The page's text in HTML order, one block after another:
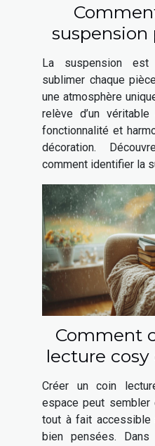
chaque
La suspension
sublimer chaque
une atmosphère
relève d’un
fonctionnalité et
décoration.
comment identifier la
Comment
lecture
Créer un coin
espace peut sembler
tout à fait accessible
bien pensées.